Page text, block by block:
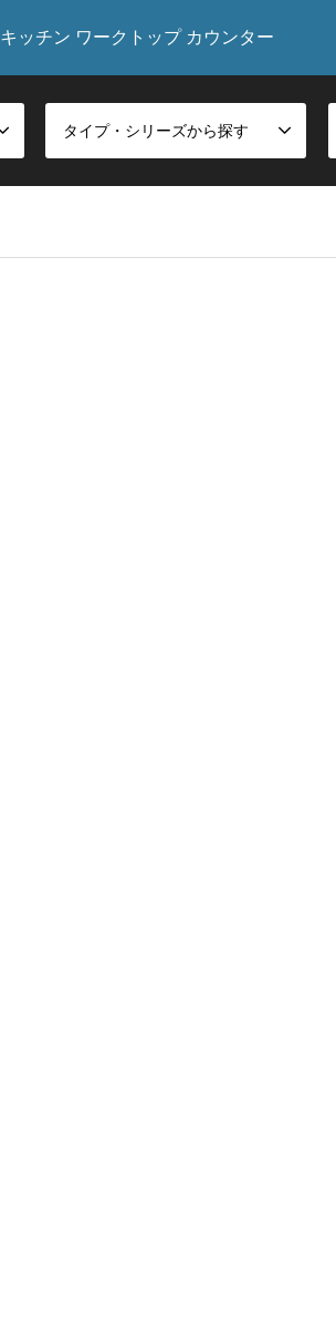
キッチン ワークトップ カウンター
タイプ・シリーズから探す